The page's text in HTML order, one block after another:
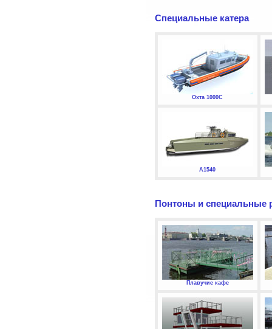
Специальные катера
Охта 1000С
А1540
Понтоны и специальные
Плавучие кафе